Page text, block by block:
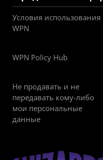
Условия использования
WPN
WPN Policy Hub
Не продавать и не
передавать кому-либо
мои персональные
данные